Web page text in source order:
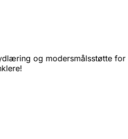
og modersmålsstøtte for